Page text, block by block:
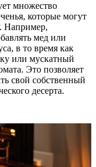
множество
которые могут
Например,
мед или
в то время как
или мускатный
Это позволяет
свой собственный
десерта.